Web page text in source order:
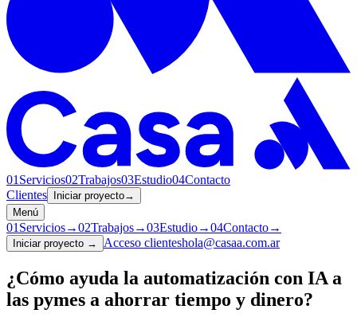
01 Servicios02Trabajos03Estudio04Contacto
Clientes
Iniciar proyecto→
Menú
01 Servicios→02Trabajos→03Estudio→04Contacto→
Iniciar proyecto → Acceso clienteshola@casaa.com.ar
¿Cómo ayuda la automatización con IA a
las pymes a ahorrar tiempo y dinero?